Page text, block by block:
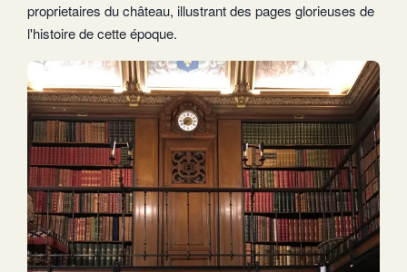
proprietaires du château, illustrant des pages glorieuses de
l'histoire de cette époque.